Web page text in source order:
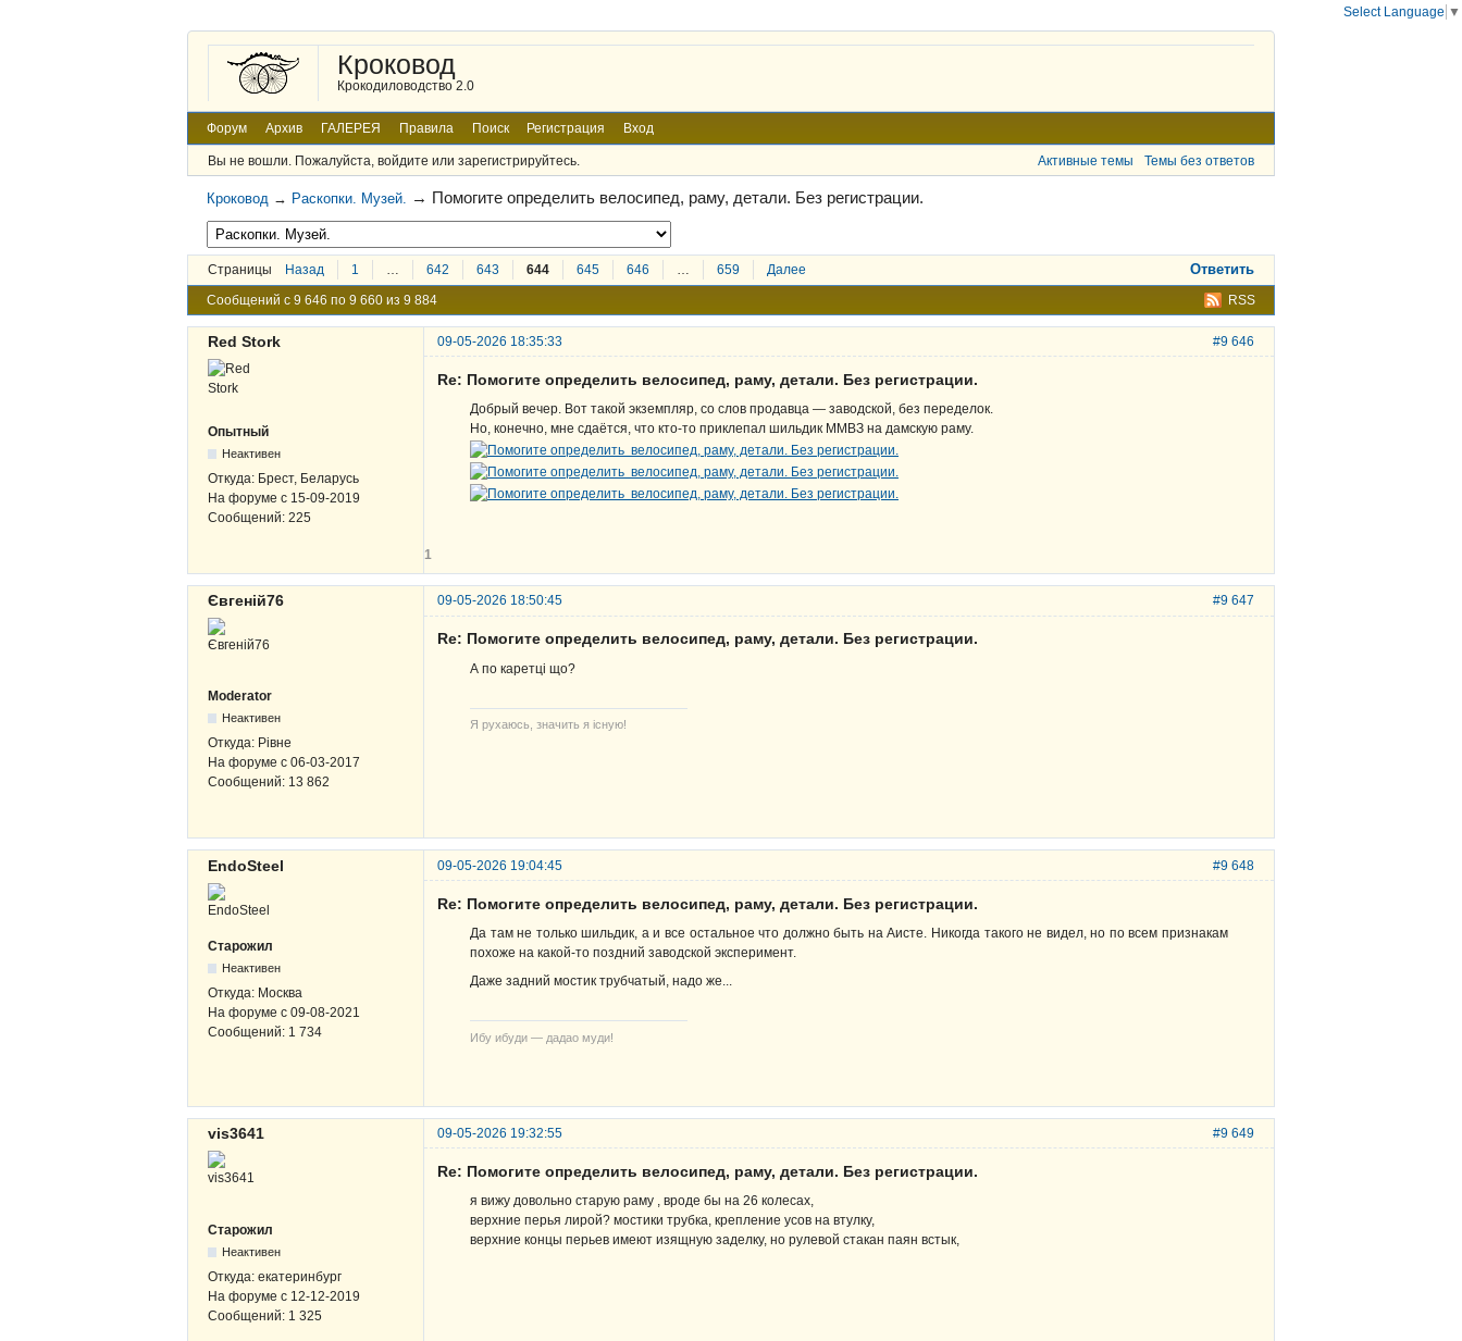
Кроковод
Крокодиловодство 2.0
Форум Архив ГАЛЕРЕЯ Правила Поиск Регистрация Вход
Вы не вошли. Пожалуйста, войдите или зарегистрируйтесь. Активные темы Темы без ответов
Кроковод → Раскопки. Музей. → Помогите определить велосипед, раму, детали. Без регистрации.
Страницы Назад 1 … 642 643 644 645 646 … 659 Далее Ответить
RSS
Сообщений с 9 646 по 9 660 из 9 884
#9 646
Red Stork 09-05-2026 18:35:33
Опытный
Неактивен
Откуда: Брест, Беларусь
На форуме с 15-09-2019
Сообщений: 225
Re: Помогите определить велосипед, раму, детали. Без регистрации.
Добрый вечер. Вот такой экземпляр, со слов продавца — заводской, без переделок.
Но, конечно, мне сдаётся, что кто-то приклепал шильдик ММВЗ на дамскую раму.
1
#9 647
Євгеній76 09-05-2026 18:50:45
Moderator
Неактивен
Откуда: Рівне
На форуме с 06-03-2017
Сообщений: 13 862
Re: Помогите определить велосипед, раму, детали. Без регистрации.
А по каретці що?
Я рухаюсь, значить я існую!
#9 648
EndoSteel 09-05-2026 19:04:45
Старожил
Неактивен
Откуда: Москва
На форуме с 09-08-2021
Сообщений: 1 734
Re: Помогите определить велосипед, раму, детали. Без регистрации.
Да там не только шильдик, а и все остальное что должно быть на Аисте. Никогда такого не видел, но по всем признакам
похоже на какой-то поздний заводской эксперимент.
Даже задний мостик трубчатый, надо же...
Ибу ибуди — дадао муди!
#9 649
vis3641 09-05-2026 19:32:55
Старожил
Неактивен
Откуда: екатеринбург
На форуме с 12-12-2019
Сообщений: 1 325
Re: Помогите определить велосипед, раму, детали. Без регистрации.
я вижу довольно старую раму , вроде бы на 26 колесах,
верхние перья лирой? мостики трубка, крепление усов на втулку,
верхние концы перьев имеют изящную заделку, но рулевой стакан паян встык,
Select Language ▼